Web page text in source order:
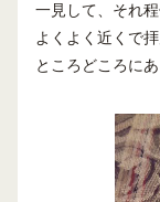
一見して、それ
よくよく近くで
ところどころに